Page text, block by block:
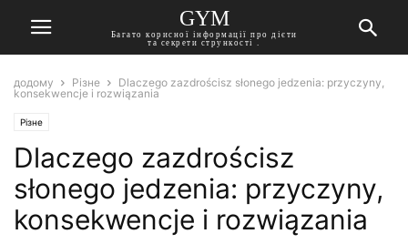
GYM
Багато корисної інформації про дієти
та секрети стрункості .
додому Різне
Dlaczego zazdrościsz słonego jedzenia: przyczyny,
konsekwencje i rozwiązania
Різне
Dlaczego zazdrościsz
słonego jedzenia: przyczyny,
konsekwencje i rozwiązania